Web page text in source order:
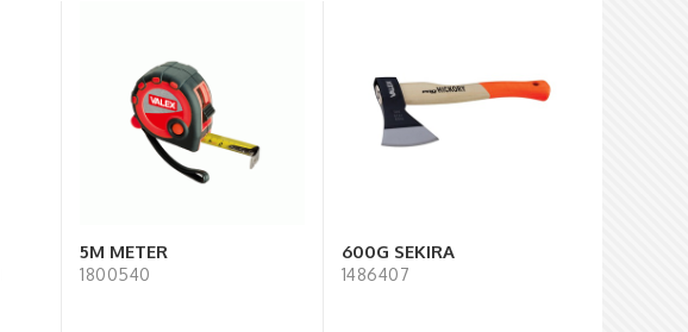
5M METER
1800540
600G SEKIRA
1486407